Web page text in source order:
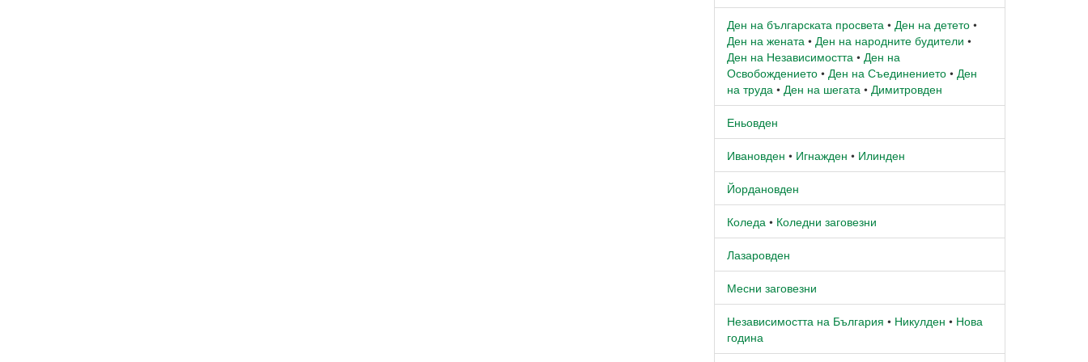
Ден на българската просвета • Ден на детето •
Ден на жената • Ден на народните будители •
Ден на Независимостта • Ден на
Освобождението • Ден на Съединението • Ден
на труда • Ден на шегата • Димитровден
Еньовден
Ивановден • Игнажден • Илинден
Йордановден
Коледа • Коледни заговезни
Лазаровден
Месни заговезни
Независимостта на България • Никулден • Нова
година